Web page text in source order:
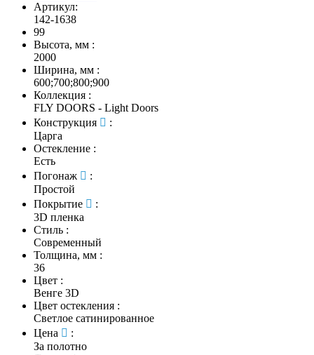
Артикул:
142-1638
99
Высота, мм :
2000
Ширина, мм :
600;700;800;900
Коллекция :
FLY DOORS - Light Doors
Конструкция
:
Царга
Остекление :
Есть
Погонаж
:
Простой
Покрытие
:
3D пленка
Стиль :
Современный
Толщина, мм :
36
Цвет :
Венге 3D
Цвет остекления :
Светлое сатинированное
Цена
:
За полотно